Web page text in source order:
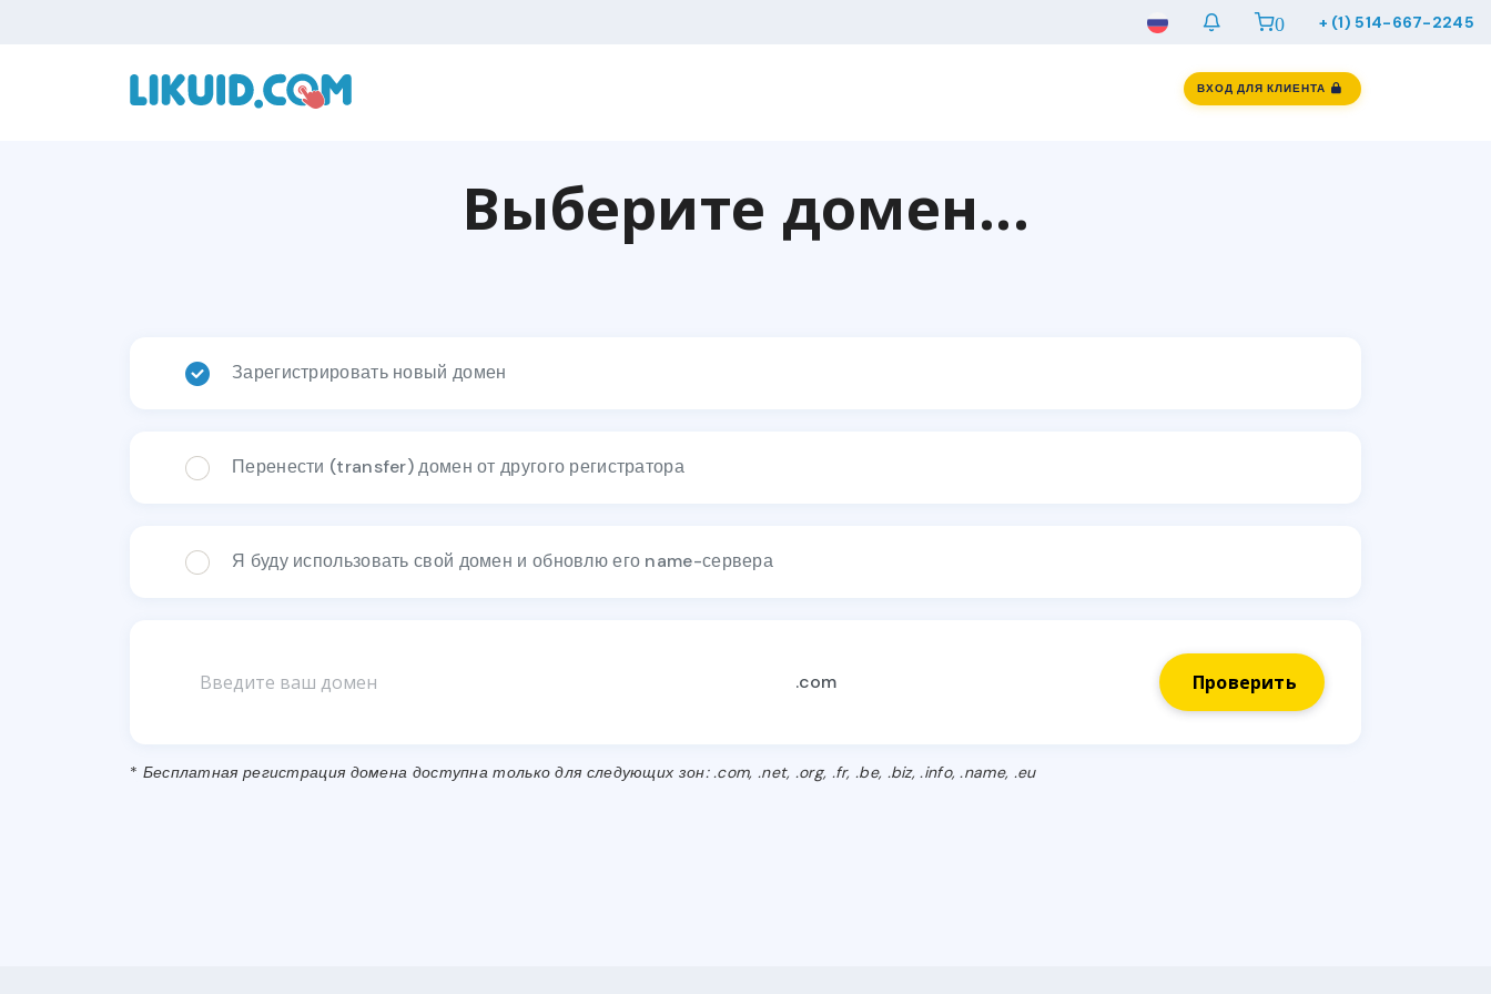
0 + (1) 514-667-2245
ВХОД ДЛЯ КЛИЕНТА
Выберите домен...
Зарегистрировать новый домен
Перенести (transfer) домен от другого регистратора
Я буду использовать свой домен и обновлю его name-сервера
Проверить
* Бесплатная регистрация домена доступна только для следующих зон: .com, .net, .org, .fr, .be, .biz, .info, .name, .eu